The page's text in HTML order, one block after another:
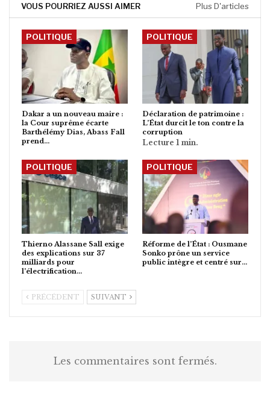
VOUS POURRIEZ AUSSI AIMER Plus D'articles
POLITIQUE
Dakar a un nouveau maire :
la Cour suprême écarte
Barthélémy Dias, Abass Fall
prend…
POLITIQUE
Déclaration de patrimoine :
L’État durcit le ton contre la
corruption
POLITIQUE
Thierno Alassane Sall exige
des explications sur 37
milliards pour
l’électrification…
POLITIQUE
Réforme de l’État : Ousmane
Sonko prône un service
public intègre et centré sur…
PRÉCÉDENT SUIVANT
Les commentaires sont fermés.